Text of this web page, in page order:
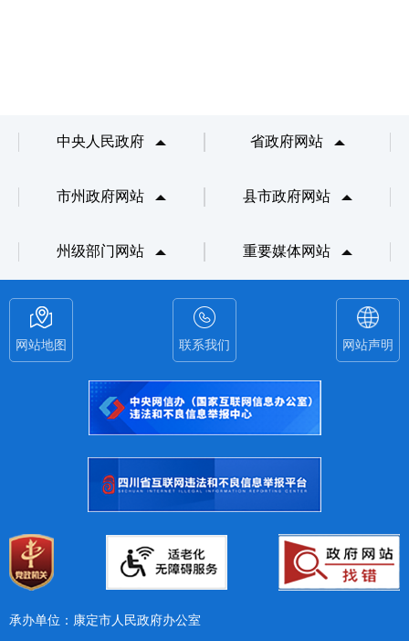
中央人民政府 省政府网站
市州政府网站 县市政府网站
州级部门网站 重要媒体网站
网站地图 联系我们 网站声明
承办单位：康定市人民政府办公室